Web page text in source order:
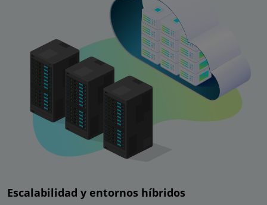
Escalabilidad y entornos híbridos